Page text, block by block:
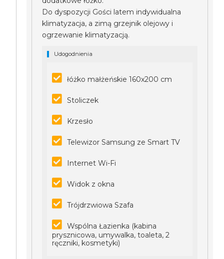
Do dyspozycji Gości latem indywidualna
klimatyzacja, a zimą grzejnik olejowy i
ogrzewanie klimatyzacją.
Udogodnienia
łóżko małżeńskie 160x200 cm
Stoliczek
Krzesło
Telewizor Samsung ze Smart TV
Internet Wi-Fi
Widok z okna
Trójdrzwiowa Szafa
Wspólna Łazienka (kabina
prysznicowa, umywalka, toaleta, 2
ręczniki, kosmetyki)